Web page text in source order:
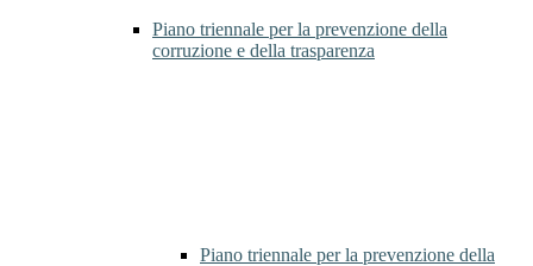
Piano triennale per la prevenzione della
corruzione e della trasparenza
Piano triennale per la prevenzione della